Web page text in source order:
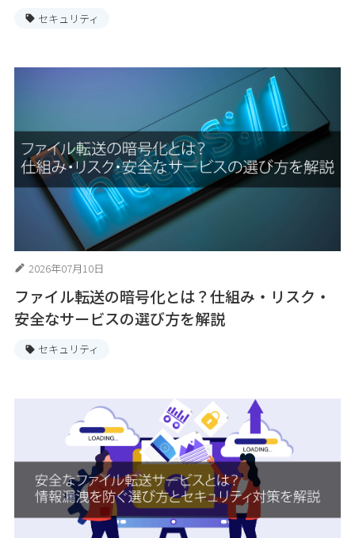
セキュリティ
2026年07月10日
ファイル転送の暗号化とは？仕組み・リスク・
安全なサービスの選び方を解説
セキュリティ